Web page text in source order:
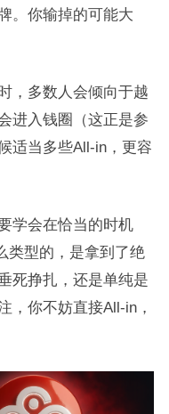
。你输掉的可能大
，多数人会倾向于越
进入钱圈（这正是参
适当多些All-in，更容
学会在恰当的时机
类型的，是拿到了绝
死挣扎，还是单纯是
，你不妨直接All-in，